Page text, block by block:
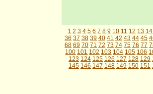
1 2 3 4 5 6 7 8 9 10 11 12 13 14
36 37 38 39 40 41 42 43 44 45
68 69 70 71 72 73 74 75 76 77
100 101 102 103 104 105 106
123 124 125 126 127 128 129
145 146 147 148 149 150 151